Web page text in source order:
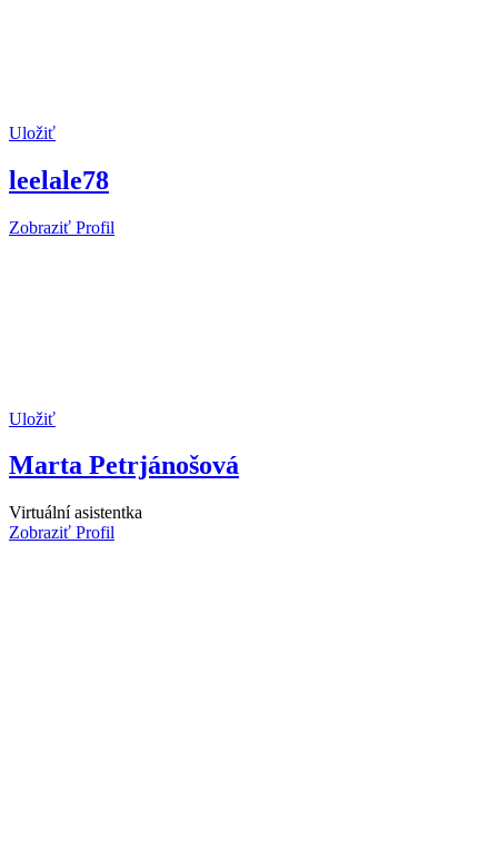
Uložiť
leelale78
Zobraziť Profil
Uložiť
Marta Petrjánošová
Virtuální asistentka
Zobraziť Profil